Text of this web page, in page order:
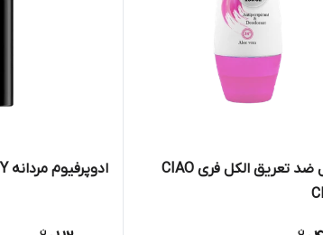
مام رول ضد تعریق الکل فری CIAO
ادوپرفیوم مردانه BRAVO BOY